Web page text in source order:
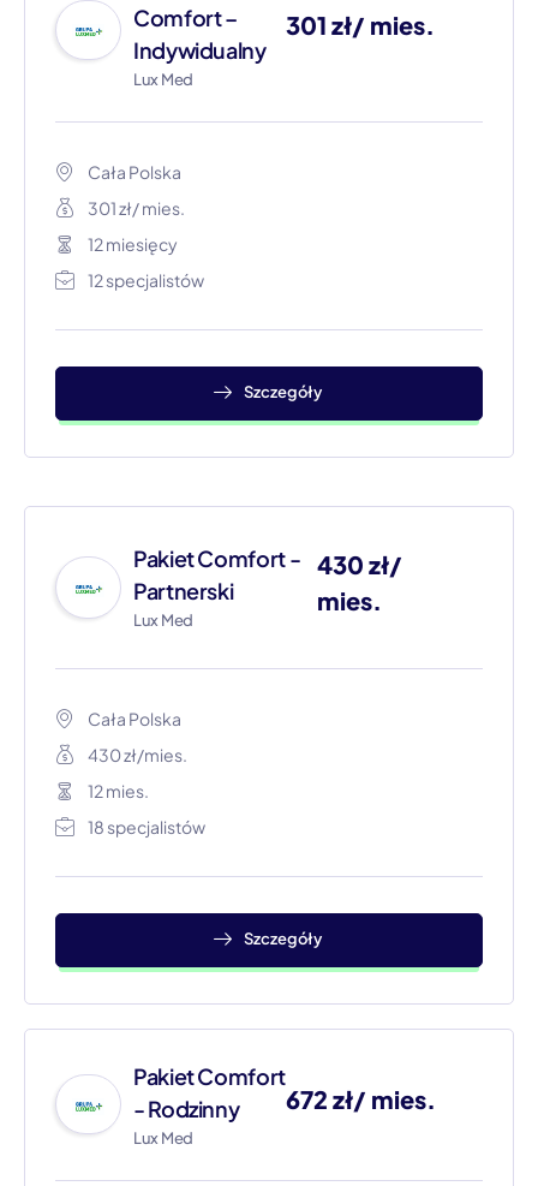
Comfort –
Indywidualny
Lux Med
301 zł/ mies.
Cała Polska​
301 zł/ mies.
12 miesięcy
12 specjalistów
Szczegóły
Pakiet Comfort -
Partnerski
Lux Med
430 zł/
mies.
Cała Polska​
430 zł/mies.
12 mies.
18 specjalistów
Szczegóły
Pakiet Comfort
- Rodzinny
Lux Med
672 zł/ mies.